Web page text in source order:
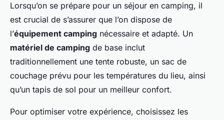
Lorsqu’on se prépare pour un séjour en camping, il
est crucial de s’assurer que l’on dispose de
l’équipement camping nécessaire et adapté. Un
matériel de camping de base inclut
traditionnellement une tente robuste, un sac de
couchage prévu pour les températures du lieu, ainsi
qu’un tapis de sol pour un meilleur confort.
Pour optimiser votre expérience, choisissez les